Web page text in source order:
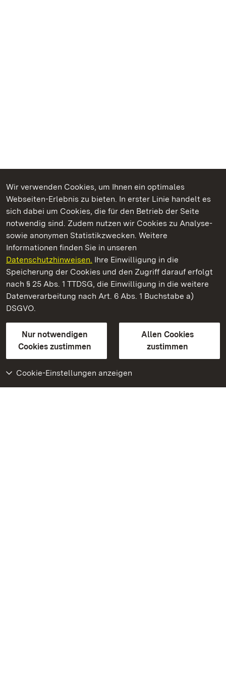
Wir verwenden Cookies, um Ihnen ein optimales
Webseiten-Erlebnis zu bieten. In erster Linie handelt es
sich dabei um Cookies, die für den Betrieb der Seite
notwendig sind. Zudem nutzen wir Cookies zu Analyse-
sowie anonymen Statistikzwecken. Weitere
Informationen finden Sie in unseren
Datenschutzhinweisen. Ihre Einwilligung in die
Speicherung der Cookies und den Zugriff darauf erfolgt
nach § 25 Abs. 1 TTDSG, die Einwilligung in die weitere
Datenverarbeitung nach Art. 6 Abs. 1 Buchstabe a)
DSGVO.
Nur notwendigen
Cookies zustimmen
Allen Cookies
zustimmen
Cookie-Einstellungen anzeigen
Kommen. Staunen. Genießen.
Residenzschloss Rastatt
Staatliche Schlösser und Gärten Baden-Württemberg
Kontakt
GebärdenspracheLeichte Sprache
Erklärung zur Barrierefreiheit
BITV-konform (geprüfte Seiten)
Weiteres